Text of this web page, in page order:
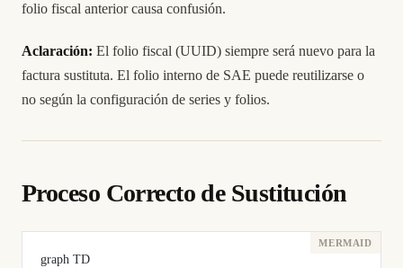
folio fiscal anterior causa confusión.
Aclaración: El folio fiscal (UUID) siempre será nuevo para la
factura sustituta. El folio interno de SAE puede reutilizarse o
no según la configuración de series y folios.
Proceso Correcto de Sustitución
graph TD